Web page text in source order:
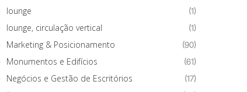
lounge (1)
lounge, circulação vertical (1)
Marketing & Posicionamento (90)
Monumentos e Edifícios (61)
Negócios e Gestão de Escritórios (17)